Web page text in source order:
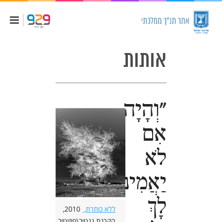
אותות
"וְהָיָה
אִם
לֹא
יַאֲמִינוּ
לָךְ
ללא כותרת,
2010,